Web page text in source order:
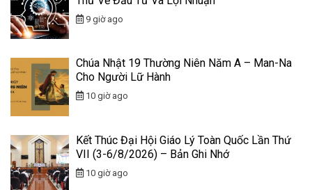
9 giờ ago
Chúa Nhật 19 Thường Niên Năm A – Man-Na
Cho Người Lữ Hành
10 giờ ago
Kết Thúc Đại Hội Giáo Lý Toàn Quốc Lần Thứ
VII (3-6/8/2026) – Bản Ghi Nhớ
10 giờ ago